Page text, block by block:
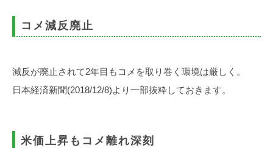
佐
宏
章
所
コメ減反廃止
減反が廃止されて2年目もコメを取り巻く環境は厳しく。
日本経済新聞(2018/12/8)より一部抜粋しておきます。
米価上昇もコメ離れ深刻